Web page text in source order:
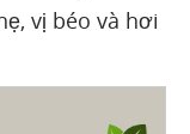
vị béo và hơi